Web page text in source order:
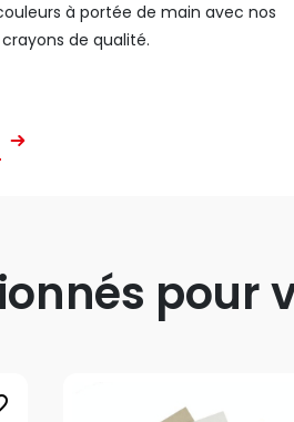
à portée de main avec nos
de qualité.
pour